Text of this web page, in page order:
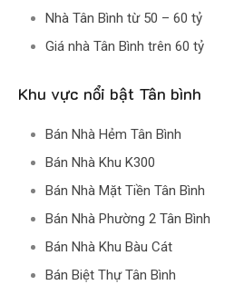
Nhà Tân Bình từ 50 – 60 tỷ
Giá nhà Tân Bình trên 60 tỷ
Khu vực nổi bật Tân bình
Bán Nhà Hẻm Tân Bình
Bán Nhà Khu K300
Bán Nhà Mặt Tiền Tân Bình
Bán Nhà Phường 2 Tân Bình
Bán Nhà Khu Bàu Cát
Bán Biệt Thự Tân Bình